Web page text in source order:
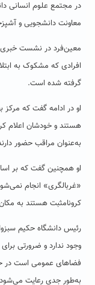
در مجتمع علوم انسانی
معاونت دانشجویی و
معین‌فرد در نشست خبری
افرادی که مشکوک به
گرفته شده است.
او در ادامه گفت که
هستند و خودشان اعلام
به‌عنوان مراقب حضور
او همچنین گفت که بر
«غربالگری‌» انجام
کرونامثبت هستند به
رئیس دانشگاه حکیم
وجود ندارد و ضرورتی
فضاهای عمومی است در
به‌طور جدی رعایت